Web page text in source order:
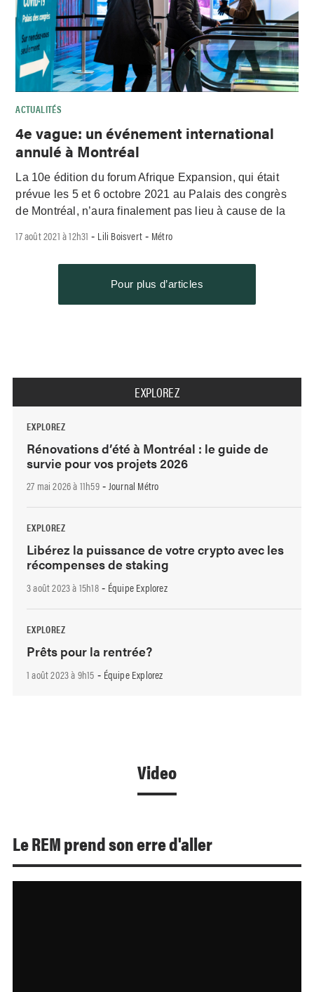
ACTUALITÉS
4e vague: un événement international
annulé à Montréal
La 10e édition du forum Afrique Expansion, qui était
prévue les 5 et 6 octobre 2021 au Palais des congrès
de Montréal, n’aura finalement pas lieu à cause de la
17 août 2021 à 12h31 - Lili Boisvert - Métro
Pour plus d’articles
EXPLOREZ
EXPLOREZ
Rénovations d’été à Montréal : le guide de
survie pour vos projets 2026
27 mai 2026 à 11h59- Journal Métro
EXPLOREZ
Libérez la puissance de votre crypto avec les
récompenses de staking
3 août 2023 à 15h18- Équipe Explorez
EXPLOREZ
Prêts pour la rentrée?
1 août 2023 à 9h15 - Équipe Explorez
Video
Le REM prend son erre d'aller